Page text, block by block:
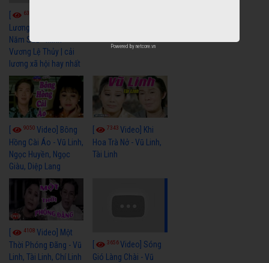
6318
Lương Xưa : Rồi 30
Năm Sau - Minh
Vương Lệ Thủy | cải
lương xã hội hay nhất
9050 Video] Bông
Hồng Cài Áo - Vũ Linh,
Ngọc Huyền, Ngọc
Giàu, Diệp Lang
7343Video] Khi
Hoa Trà Nở - Vũ Linh,
Tài Linh
4108 Video] Một
Thời Phóng Đãng - Vũ
Linh, Tài Linh, Chí Linh
3656Video] Sóng
Gió Làng Chài - Vũ
Powered by netcore.vn